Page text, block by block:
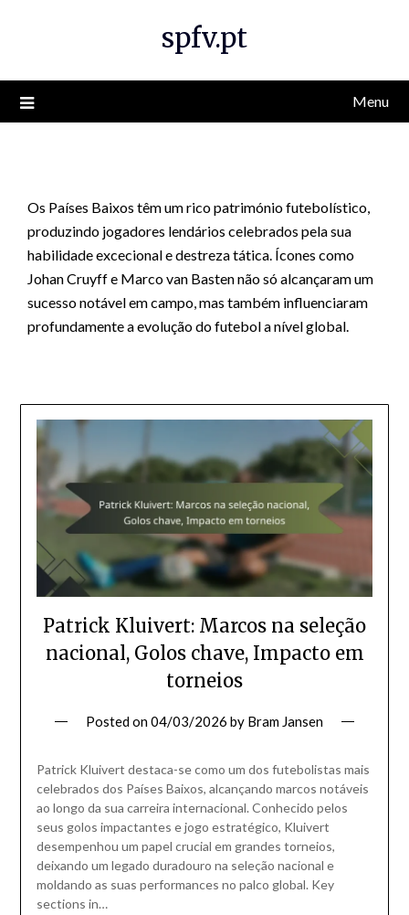
spfv.pt
Menu
Os Países Baixos têm um rico património futebolístico,
produzindo jogadores lendários celebrados pela sua
habilidade excecional e destreza tática. Ícones como
Johan Cruyff e Marco van Basten não só alcançaram um
sucesso notável em campo, mas também influenciaram
profundamente a evolução do futebol a nível global.
Patrick Kluivert: Marcos na seleção
nacional, Golos chave, Impacto em
torneios
Posted on04/03/2026 by Bram Jansen
Patrick Kluivert destaca-se como um dos futebolistas mais
celebrados dos Países Baixos, alcançando marcos notáveis
ao longo da sua carreira internacional. Conhecido pelos
seus golos impactantes e jogo estratégico, Kluivert
desempenhou um papel crucial em grandes torneios,
deixando um legado duradouro na seleção nacional e
moldando as suas performances no palco global. Key
sections in…